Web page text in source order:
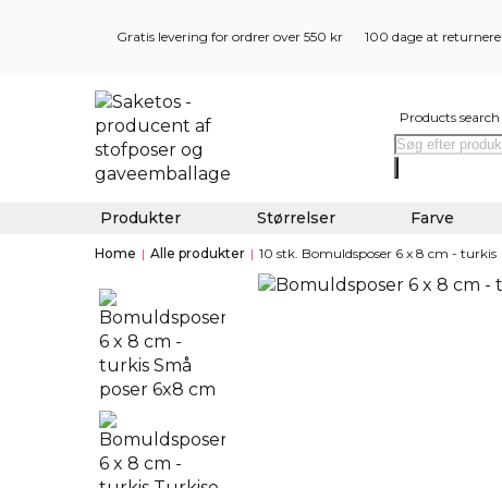
Gratis levering for ordrer over 550 kr 100 dage at returnere
Products search
Produkter Størrelser Farve
Home | Alle produkter | 10 stk. Bomuldsposer 6 x 8 cm - turkis